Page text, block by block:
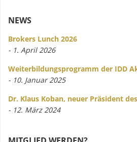
NEWS
Brokers Lunch 2026
- 1. April 2026
Weiterbildungsprogramm der IDD
- 10. Januar 2025
Dr. Klaus Koban, neuer Präsident
- 12. März 2024